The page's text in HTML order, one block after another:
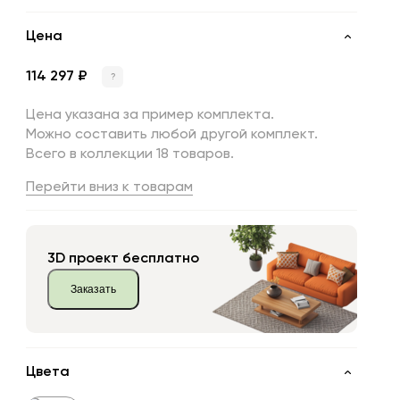
Цена
114 297 ₽ ?
Цена указана за пример комплекта.
Можно составить любой другой комплект.
Всего в коллекции 18 товаров.
Перейти вниз к товарам
3D проект бесплатно
Заказать
Цвета